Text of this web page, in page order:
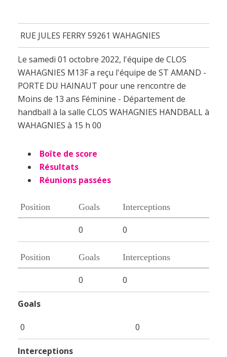
RUE JULES FERRY 59261 WAHAGNIES
Le samedi 01 octobre 2022, l'équipe de CLOS
WAHAGNIES M13F a reçu l'équipe de ST AMAND -
PORTE DU HAINAUT pour une rencontre de
Moins de 13 ans Féminine - Département de
handball à la salle CLOS WAHAGNIES HANDBALL à
WAHAGNIES à 15 h 00
Boîte de score
Résultats
Réunions passées
Position Goals Interceptions
0 0
Position Goals Interceptions
0 0
Goals
0 0
Interceptions